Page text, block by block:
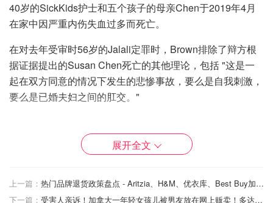
40岁的SickKids护士和五个孩子的母亲Chen于2019年4月
在家中因严重内伤失血过多而死亡。
在对去年受审时56岁的Jalali定罪时，Brown排除了辩方根
据证据提出的Susan Chen死亡的其他理论，包括 "这是一
起在双方同意的情况下发生的悲惨事故，要么是自我刺激，
要么是已婚夫妇之间的肛交。"
即一个名为 "Genady "的神秘人实际上应对Chen的死亡负
Brown写道："使我对被告的可信度感到担忧的是，他的证
据是否可靠，因为他在整个证词中多次提到一个名叫
展开全文
上一篇：
热门品牌退货政策盘点 - Aritzia、H&M、优衣库、Best Buy加收退货费！
下一篇：
受害人亲诉！加拿大一年轻女孩儿被男友放在网上贩卖！多达61人受害，年龄最小12岁！